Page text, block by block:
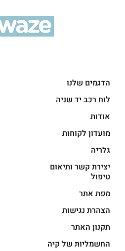
הדגמים שלנו
לוח רכב יד שניה
אודות
מועדון לקוחות
גלריה
יצירת קשר ותיאום
טיפול
מפת אתר
הצהרת נגישות
תקנון האתר
החשמליות של קיה